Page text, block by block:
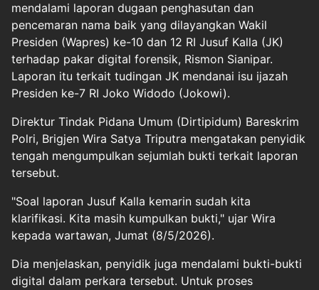
mendalami laporan dugaan penghasutan dan
pencemaran nama baik yang dilayangkan Wakil
Presiden (Wapres) ke-10 dan 12 RI Jusuf Kalla (JK)
terhadap pakar digital forensik, Rismon Sianipar.
Laporan itu terkait tudingan JK mendanai isu ijazah
Presiden ke-7 RI Joko Widodo (Jokowi).
Direktur Tindak Pidana Umum (Dirtipidum) Bareskrim
Polri, Brigjen Wira Satya Triputra mengatakan penyidik
tengah mengumpulkan sejumlah bukti terkait laporan
tersebut.
"Soal laporan Jusuf Kalla kemarin sudah kita
klarifikasi. Kita masih kumpulkan bukti," ujar Wira
kepada wartawan, Jumat (8/5/2026).
Dia menjelaskan, penyidik juga mendalami bukti-bukti
digital dalam perkara tersebut. Untuk proses